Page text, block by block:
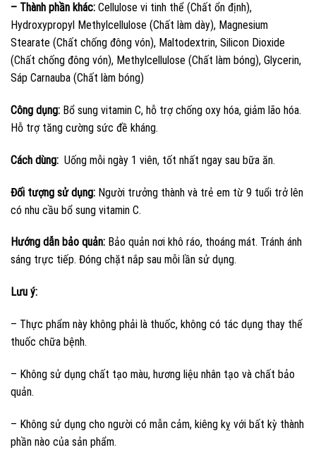
– Thành phần khác: Cellulose vi tinh thể (Chất ổn định),
Hydroxypropyl Methylcellulose (Chất làm dày), Magnesium
Stearate (Chất chống đông vón), Maltodextrin, Silicon Dioxide
(Chất chống đông vón), Methylcellulose (Chất làm bóng), Glycerin,
Sáp Carnauba (Chất làm bóng)
Công dụng: Bổ sung vitamin C, hỗ trợ chống oxy hóa, giảm lão hóa.
Hỗ trợ tăng cường sức đề kháng.
Cách dùng: Uống mỗi ngày 1 viên, tốt nhất ngay sau bữa ăn.
Đối tượng sử dụng: Người trưởng thành và trẻ em từ 9 tuổi trở lên
có nhu cầu bổ sung vitamin C.
Hướng dẫn bảo quản: Bảo quản nơi khô ráo, thoáng mát. Tránh ánh
sáng trực tiếp. Đóng chặt nắp sau mỗi lần sử dụng.
Lưu ý:
– Thực phẩm này không phải là thuốc, không có tác dụng thay thế
thuốc chữa bệnh.
– Không sử dụng chất tạo màu, hương liệu nhân tạo và chất bảo
quản.
– Không sử dụng cho người có mẫn cảm, kiêng kỵ với bất kỳ thành
phần nào của sản phẩm.